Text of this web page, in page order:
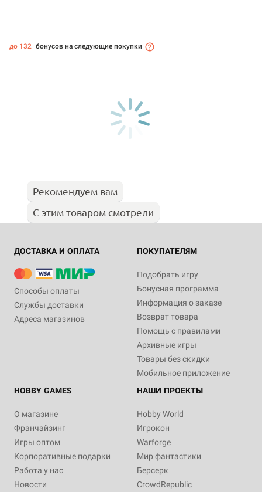
до 132 бонусов на следующие покупки
Рекомендуем вам
С этим товаром смотрели
ДОСТАВКА И ОПЛАТА
Способы оплаты
Службы доставки
Адреса магазинов
ПОКУПАТЕЛЯМ
Подобрать игру
Бонусная программа
Информация о заказе
Возврат товара
Помощь с правилами
Архивные игры
Товары без скидки
Мобильное приложение
HOBBY GAMES
О магазине
Франчайзинг
Игры оптом
Корпоративные подарки
Работа у нас
Новости
НАШИ ПРОЕКТЫ
Hobby World
Игрокон
Warforge
Мир фантастики
Берсерк
CrowdRepublic